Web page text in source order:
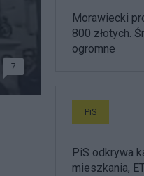
7
Morawiecki
800 złotych.
ogromne
PiS
PiS odkrywa
mieszkania,